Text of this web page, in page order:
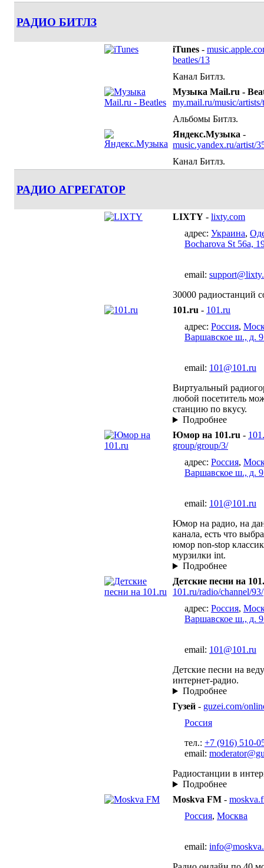
РАДИО БИТЛЗ
iTunes -
beatles/13
Канал Битлз.
Музыка Mail.ru -
my.mail.ru/music/artists/
Альбомы Битлз.
Яндекс.Музыка -
music.yandex.ru/artist/
Канал Битлз.
РАДИО АГРЕГАТОР
LIXTY - lixty.com
адрес: Украина,
Bocharova St 56a,
email:
30000 радиостанций
101.ru - 101.ru
адрес: Россия,
Варшавское ш., д.
email: 101@101.ru
Виртуальный
любой посетитель
станцию по вкусу.
Подробнее
Юмор на 101.ru -
group/group/3/
адрес: Россия,
Варшавское ш., д.
email: 101@101.ru
Юмор на радио, на
канала, есть что
юмор non-stop
мурзилки int.
Подробнее
Детские песни на
101.ru/radio/channel/93/
адрес: Россия,
Варшавское ш., д.
email: 101@101.ru
Детские песни на
интернет-радио.
Подробнее
Гузей - guzei.com/
Россия
тел.: +7 (916) 510-
email:
Радиостанции в
Подробнее
Moskva FM -
Россия, Москва
email: